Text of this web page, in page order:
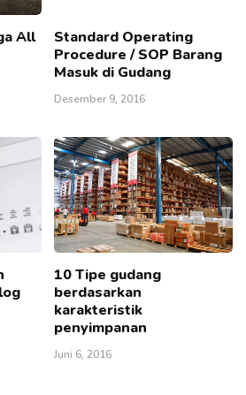
All
Standard Operating
Procedure / SOP Barang
Masuk di Gudang
Desember 9, 2016
10 Tipe gudang
berdasarkan
karakteristik
penyimpanan
Juni 6, 2016